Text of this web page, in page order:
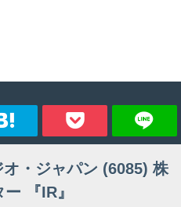
ッ
・ジャパン (6085) 株
『IR』